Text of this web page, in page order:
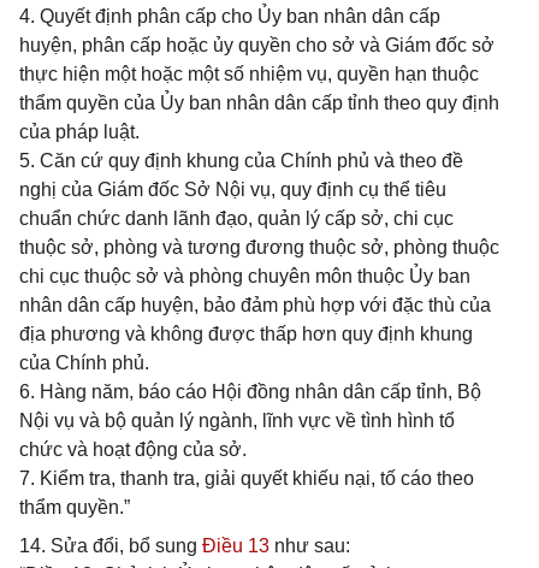
4. Quyết định phân cấp cho Ủy ban nhân dân cấp
huyện, phân cấp hoặc ủy quyền cho sở và Giám đốc sở
thực hiện một hoặc một số nhiệm vụ, quyền hạn thuộc
thẩm quyền của Ủy ban nhân dân cấp tỉnh theo quy định
của pháp luật.
5. Căn cứ quy định khung của Chính phủ và theo đề
nghị của Giám đốc Sở Nội vụ, quy định cụ thể tiêu
chuẩn chức danh lãnh đạo, quản lý cấp sở, chi cục
thuộc sở, phòng và tương đương thuộc sở, phòng thuộc
chi cục thuộc sở và phòng chuyên môn thuộc Ủy ban
nhân dân cấp huyện, bảo đảm phù hợp với đặc thù của
địa phương và không được thấp hơn quy định khung
của Chính phủ.
6. Hàng năm, báo cáo Hội đồng nhân dân cấp tỉnh, Bộ
Nội vụ và bộ quản lý ngành, lĩnh vực về tình hình tổ
chức và hoạt động của sở.
7. Kiểm tra, thanh tra, giải quyết khiếu nại, tố cáo theo
thẩm quyền.”
14. Sửa đổi, bổ sung Điều 13 như sau: